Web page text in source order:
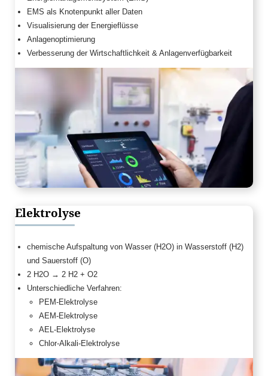
EMS als Knotenpunkt aller Daten
Visualisierung der Energieflüsse
Anlagenoptimierung
Verbesserung der Wirtschaftlichkeit & Anlagenverfügbarkeit
Elektrolyse
chemische Aufspaltung von Wasser (H2O) in Wasserstoff (H2)
und Sauerstoff (O)
2 H2O → 2 H2 + O2
Unterschiedliche Verfahren:
PEM-Elektrolyse
AEM-Elektrolyse
AEL-Elektrolyse
Chlor-Alkali-Elektrolyse